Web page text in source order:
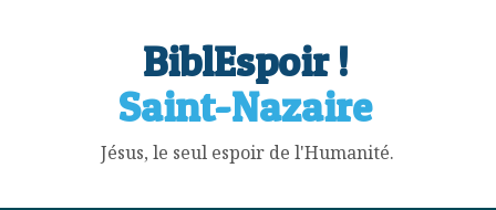
BiblEspoir !
Saint-Nazaire
Jésus, le seul espoir de l'Humanité.